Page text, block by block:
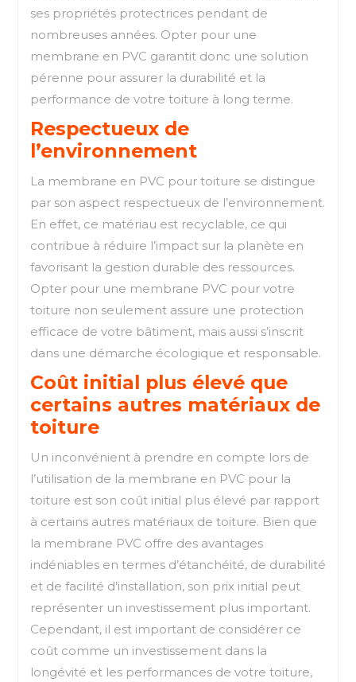
ses propriétés protectrices pendant de
nombreuses années. Opter pour une
membrane en PVC garantit donc une solution
pérenne pour assurer la durabilité et la
performance de votre toiture à long terme.
Respectueux de
l’environnement
La membrane en PVC pour toiture se distingue
par son aspect respectueux de l’environnement.
En effet, ce matériau est recyclable, ce qui
contribue à réduire l’impact sur la planète en
favorisant la gestion durable des ressources.
Opter pour une membrane PVC pour votre
toiture non seulement assure une protection
efficace de votre bâtiment, mais aussi s’inscrit
dans une démarche écologique et responsable.
Coût initial plus élevé que
certains autres matériaux de
toiture
Un inconvénient à prendre en compte lors de
l’utilisation de la membrane en PVC pour la
toiture est son coût initial plus élevé par rapport
à certains autres matériaux de toiture. Bien que
la membrane PVC offre des avantages
indéniables en termes d’étanchéité, de durabilité
et de facilité d’installation, son prix initial peut
représenter un investissement plus important.
Cependant, il est important de considérer ce
coût comme un investissement dans la
longévité et les performances de votre toiture,